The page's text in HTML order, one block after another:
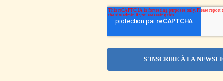
choisissent leur statut par défaut.
que c’est rapide à mettre en place. La SASU, parce qu’elle est à la
qu’elle semble pratique. Sur le moment, ça paraît simple… mais
mal adaptée, couverture sociale insuffisante, ou impossibilité